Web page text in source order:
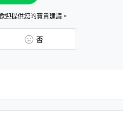
迎提供您的寶貴建議。
否